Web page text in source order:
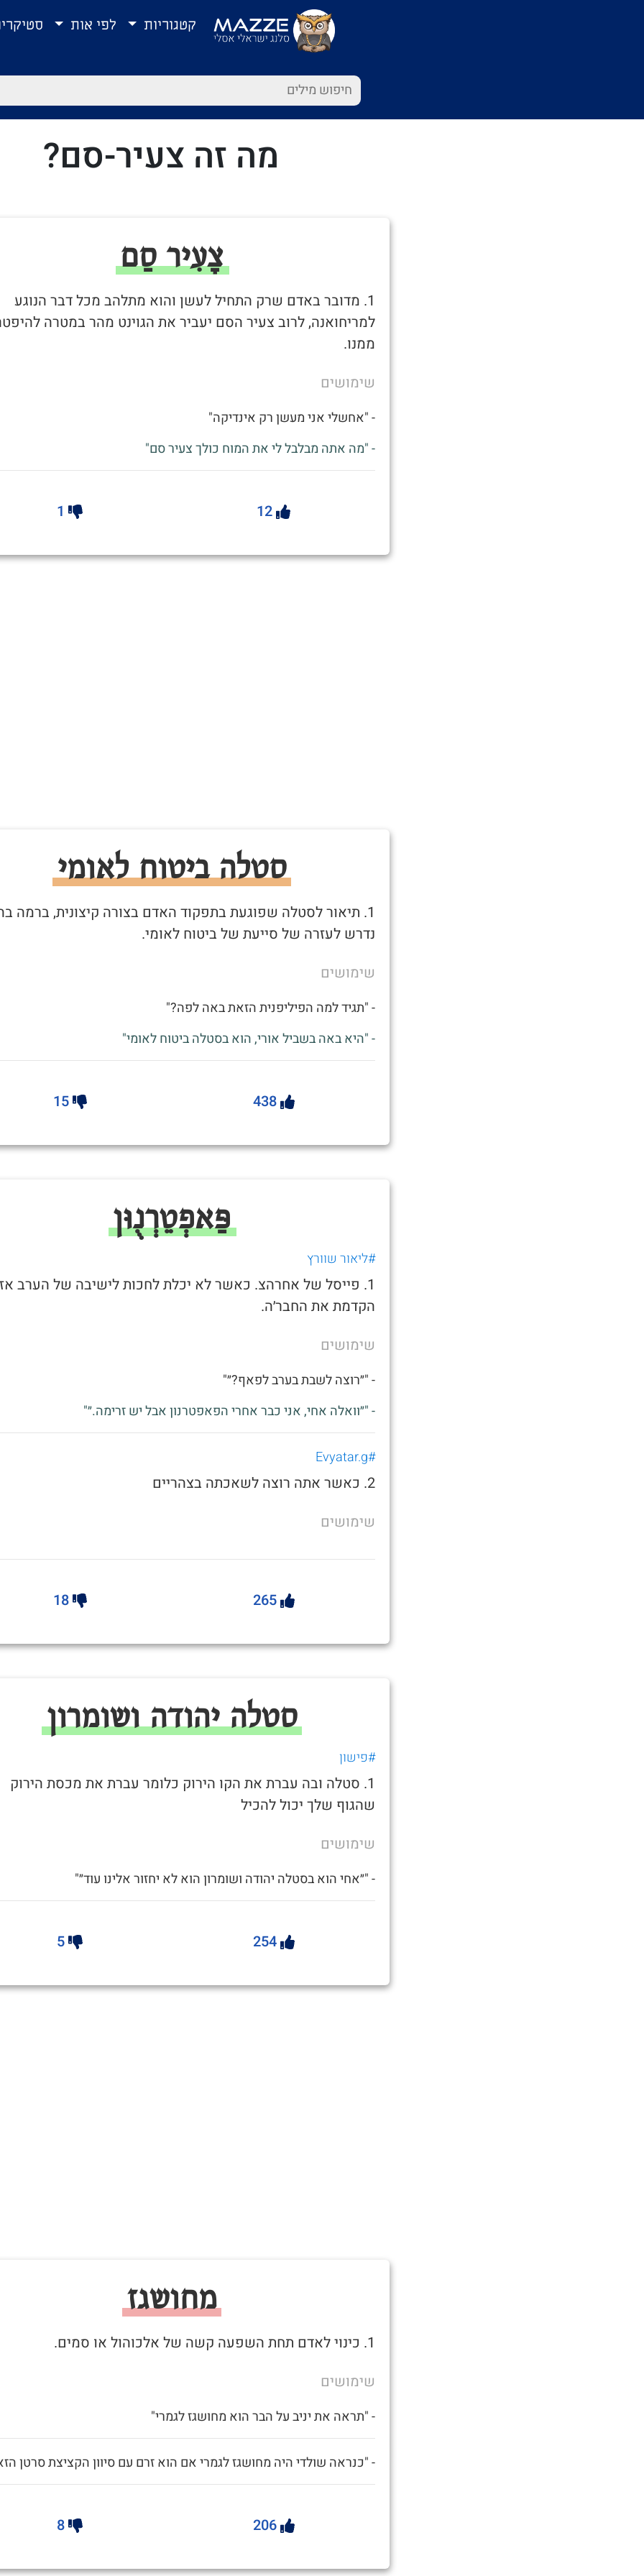
קטגוריות לפי אות
מה זה צעיר-סם?
צָעִיר סַם
1. מדובר באדם שרק התחיל לעשן והוא מתלהב מכל דבר הנוגע
למריחואנה, לרוב צעיר הסם יעביר את הגוינט מהר במטרה
ממנו.
שימושים
- "אחשלי אני מעשן רק אינדיקה"
- "מה אתה מבלבל לי את המוח כולך צעיר סם"
12
1
סטלה ביטוח לאומי
1. תיאור לסטלה שפוגעת בתפקוד האדם בצורה קיצונית, ברמה
נדרש לעזרה של סייעת של ביטוח לאומי.
שימושים
- "תגיד למה הפיליפנית הזאת באה לפה?"
- "היא באה בשביל אורי, הוא בסטלה ביטוח לאומי"
438
15
פַּאפְטֵרְנֻוּן
#ליאור שוורץ
1. פייסל של אחרהצ. כאשר לא יכלת לחכות לישיבה של הערב אז
הקדמת את החבר׳ה.
שימושים
- "״רוצה לשבת בערב לפאף?״"
- "״וואלה אחי, אני כבר אחרי הפאפטרנון אבל יש זרימה.״"
#Evyatar.g
2. כאשר אתה רוצה לשאכתה בצהריים
שימושים
265
18
סטלה יהודה ושומרון
#פישון
1. סטלה ובה עברת את הקו הירוק כלומר עברת את מכסת הירוק
שהגוף שלך יכול להכיל
שימושים
- "״אחי הוא בסטלה יהודה ושומרון הוא לא יחזור אלינו עוד״"
254
5
מחושגז
1. כינוי לאדם תחת השפעה קשה של אלכוהול או סמים.
שימושים
- "תראה את יניב על הבר הוא מחושגז לגמרי"
- "כנראה שולדי היה מחושגז לגמרי אם הוא זרם עם סיוון הקציצת סרטן
206
8